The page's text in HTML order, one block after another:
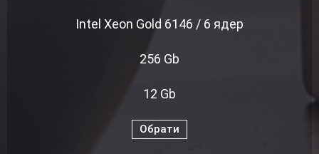
Intel Xeon Gold 6146 / 6 ядер
256 Gb
12 Gb
Обрати